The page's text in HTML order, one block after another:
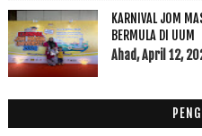
►Jun(20)
►Mei(2)
►April(1)
►Mac(6)
►Februari(14)
▼Januari(19)
KARNIVAL JOM
BERMULA DI UUM
Ahad, April 12,